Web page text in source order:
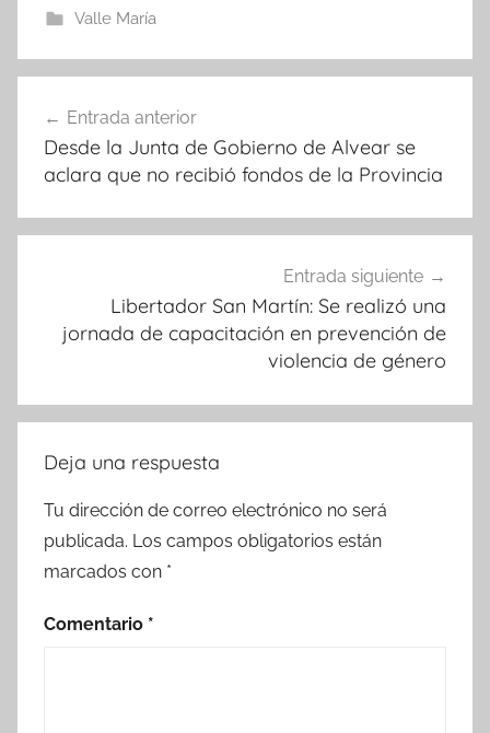
Valle María
de
entradas
Entrada anterior
Desde la Junta de Gobierno de Alvear se
aclara que no recibió fondos de la Provincia
Entrada siguiente
Libertador San Martín: Se realizó una
jornada de capacitación en prevención de
violencia de género
Deja una respuesta
Tu dirección de correo electrónico no será
publicada. Los campos obligatorios están
marcados con *
Comentario *